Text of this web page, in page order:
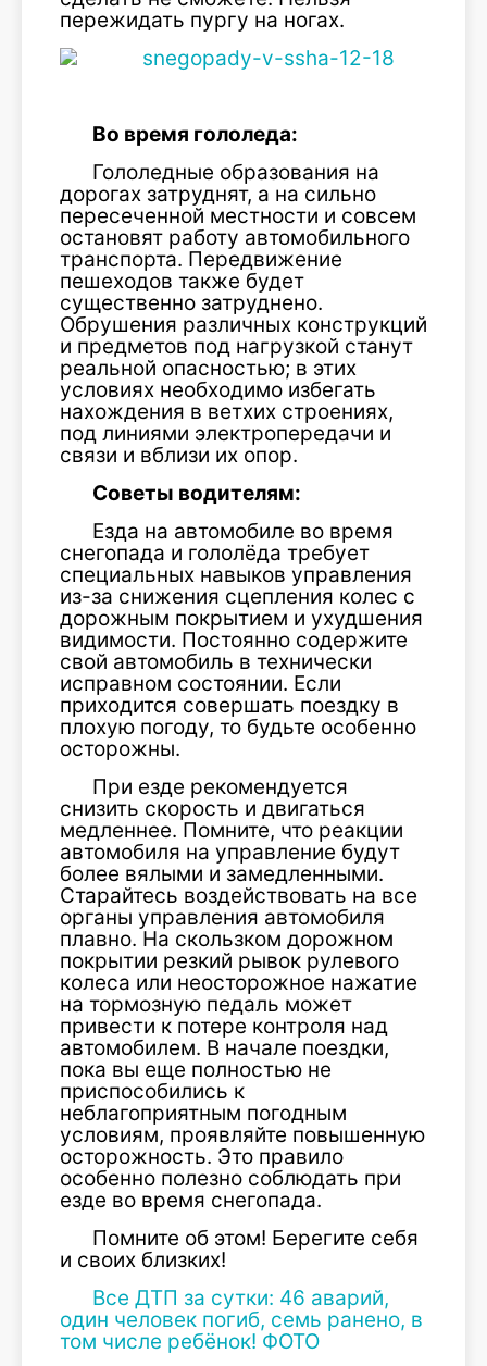
пережидать пургу на ногах.
Во время гололеда:
Гололедные образования на
дорогах затруднят, а на сильно
пересеченной местности и совсем
остановят работу автомобильного
транспорта. Передвижение
пешеходов также будет
существенно затруднено.
Обрушения различных конструкций
и предметов под нагрузкой станут
реальной опасностью; в этих
условиях необходимо избегать
нахождения в ветхих строениях,
под линиями электропередачи и
связи и вблизи их опор.
Советы водителям:
Езда на автомобиле во время
снегопада и гололёда требует
специальных навыков управления
из-за снижения сцепления колес с
дорожным покрытием и ухудшения
видимости. Постоянно содержите
свой автомобиль в технически
исправном состоянии. Если
приходится совершать поездку в
плохую погоду, то будьте особенно
осторожны.
При езде рекомендуется
снизить скорость и двигаться
медленнее. Помните, что реакции
автомобиля на управление будут
более вялыми и замедленными.
Старайтесь воздействовать на все
органы управления автомобиля
плавно. На скользком дорожном
покрытии резкий рывок рулевого
колеса или неосторожное нажатие
на тормозную педаль может
привести к потере контроля над
автомобилем. В начале поездки,
пока вы еще полностью не
приспособились к
неблагоприятным погодным
условиям, проявляйте повышенную
осторожность. Это правило
особенно полезно соблюдать при
езде во время снегопада.
Помните об этом! Берегите себя
и своих близких!
Все ДТП за сутки: 46 аварий,
один человек погиб, семь ранено, в
том числе ребёнок! ФОТО